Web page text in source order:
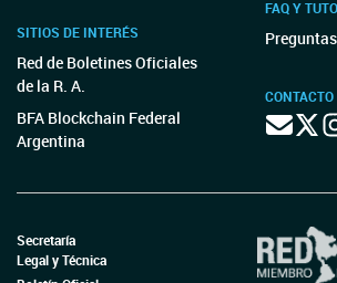
SITIOS DE INTERÉS
Red de Boletines Oficiales
de la R. A.
BFA Blockchain Federal
Argentina
FAQ Y
CONTACTO
Secretaría
Legal y Técnica